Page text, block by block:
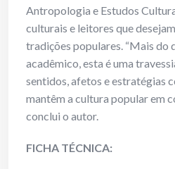
Antropologia e Estudos
culturais e leitores que
tradições populares. “Mais do
acadêmico, esta é uma
sentidos, afetos e estratégias
mantêm a cultura popular em
conclui o autor.
FICHA TÉCNICA: